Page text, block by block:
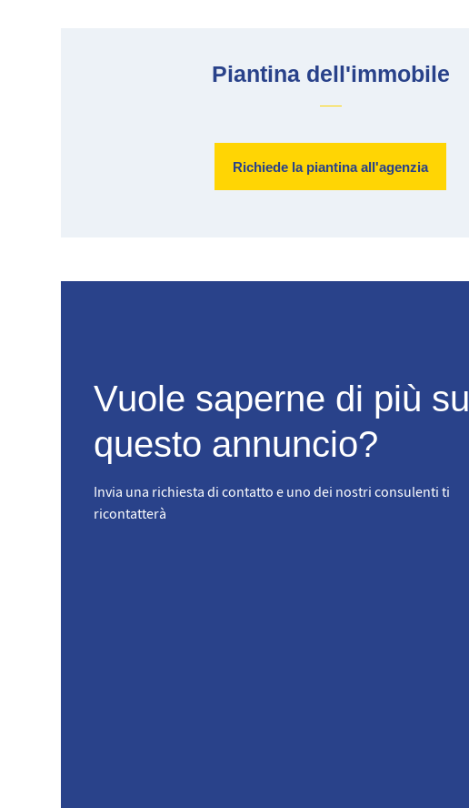
Piantina dell'immobile
Richiede la piantina all'agenzia
Vuole saperne di più su
questo annuncio?
Invia una richiesta di contatto e uno dei nostri consulenti ti
ricontatterà